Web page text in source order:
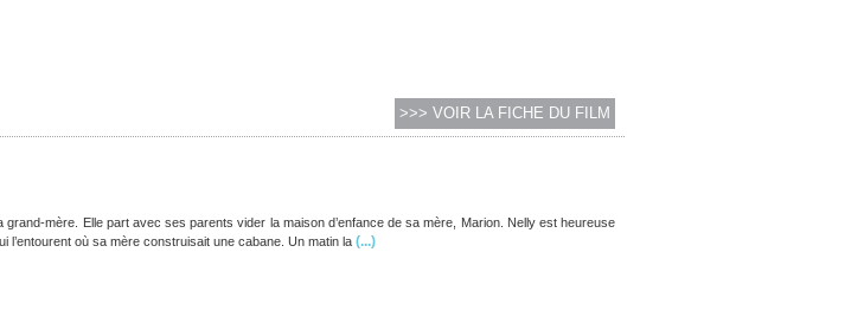
>>> VOIR LA FICHE DU FILM
grand-mère. Elle part avec ses parents vider la maison d’enfance de sa mère, Marion. Nelly est heureuse
l’entourent où sa mère construisait une cabane. Un matin la(...)